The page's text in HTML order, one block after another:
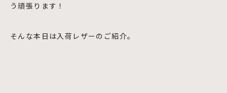
う頑張ります！
そんな本日は入荷レザーのご紹介。